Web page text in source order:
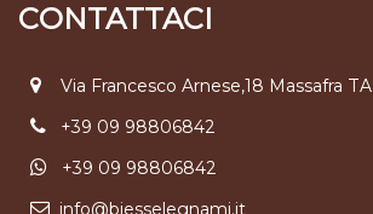
CONTATTACI
Via Francesco Arnese,18 Massafra TA
+39 09 98806842
+39 09 98806842
info@biesselegnami.it